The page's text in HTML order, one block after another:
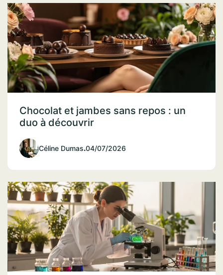
Chocolat et jambes sans repos : un
duo à découvrir
Céline Dumas.04/07/2026